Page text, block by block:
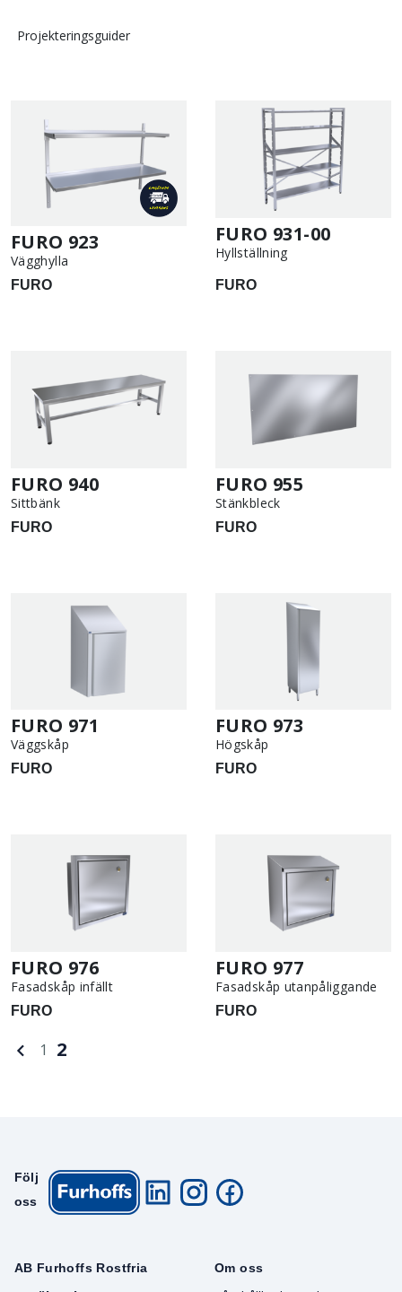
Projekteringsguider
FURO 923
Vägghylla
FURO
FURO 931-00
Hyllställning
FURO
FURO 940
Sittbänk
FURO
FURO 955
Stänkbleck
FURO
FURO 971
Väggskåp
FURO
FURO 973
Högskåp
FURO
FURO 976
Fasadskåp infällt
FURO
FURO 977
Fasadskåp utanpåliggande
FURO
1 2
AB Furhoffs Rostfria Om oss
Följ
oss